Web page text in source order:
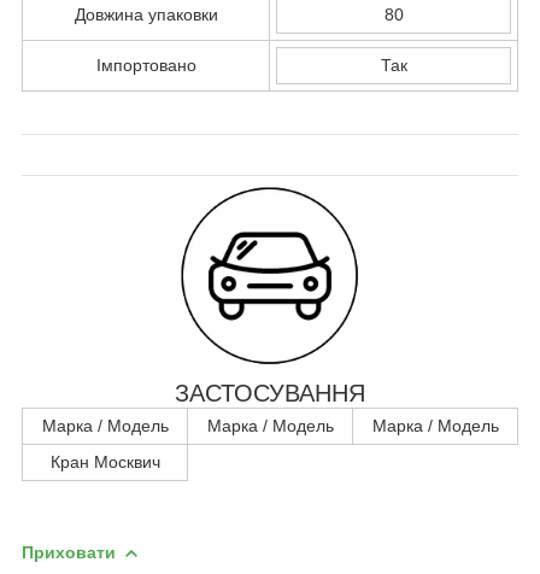
Довжина упаковки 80
Імпортовано Так
ЗАСТОСУВАННЯ
Марка / Модель Марка / Модель
Марка / Модель
Кран Москвич
Приховати